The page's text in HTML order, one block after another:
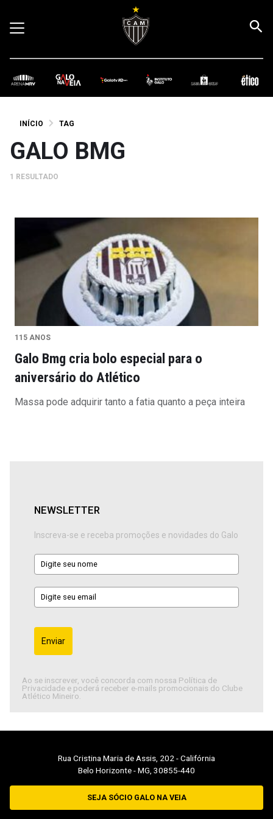
INÍCIO TAG
GALO BMG
1 RESULTADO
115 ANOS
Galo Bmg cria bolo especial para o
aniversário do Atlético
Massa pode adquirir tanto a fatia quanto a peça inteira
NEWSLETTER
Inscreva-se e receba promoções e novidades do Galo
Enviar
Ao se inscrever, você concorda com nossa Política de
Privacidade e poderá receber e-mails promocionais do Clube
Atlético Mineiro.
Rua Cristina Maria de Assis, 202 - Califórnia
Belo Horizonte - MG, 30855-440
SEJA SÓCIO GALO NA VEIA